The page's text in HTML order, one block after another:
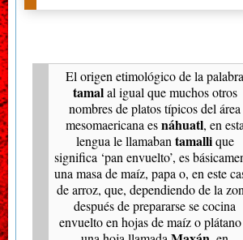
El origen etimológico de la palabra
tamalal igual que muchos otros
nombres de platos típicos del área
mesomaericana esnáhuatl, en
lengua le llamabantamallique
significa ‘pan envuelto’, es
una masa de maíz, papa o, en este
de arroz, que, dependiendo de la
después de prepararse se cocina
envuelto en hojas de maíz o